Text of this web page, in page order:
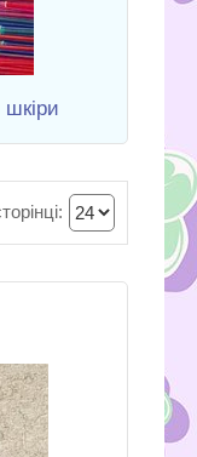
шкіри